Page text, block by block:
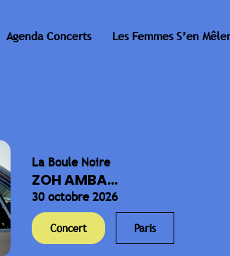
Agenda Concerts Les Femmes S’en
La Boule Noire
ZOH AMBA...
30 octobre 2026
Concert Paris